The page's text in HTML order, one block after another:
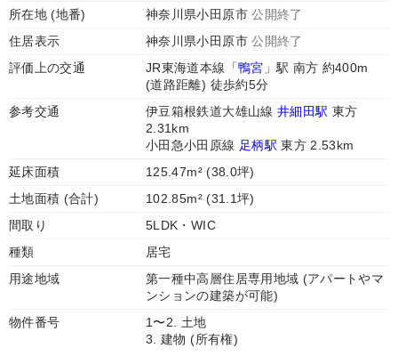
所在地 (地番) 神奈川県小田原市公開終了
住居表示
神奈川県小田原市公開終了
評価上の交通
JR東海道本線「鴨宮 」駅 南方 約400m
(道路距離) 徒歩約5分
参考交通
伊豆箱根鉄道大雄山線 井細田駅 東方
2.31km
小田急小田原線 足柄駅 東方 2.53km
延床面積
125.47m² (38.0坪)
土地面積 (合計)
102.85m² (31.1坪)
間取り
5LDK・WIC
種類
居宅
用途地域
第一種中高層住居専用地域 (アパートやマ
ンションの建築が可能)
物件番号
1〜2. 土地
3. 建物 (所有権)